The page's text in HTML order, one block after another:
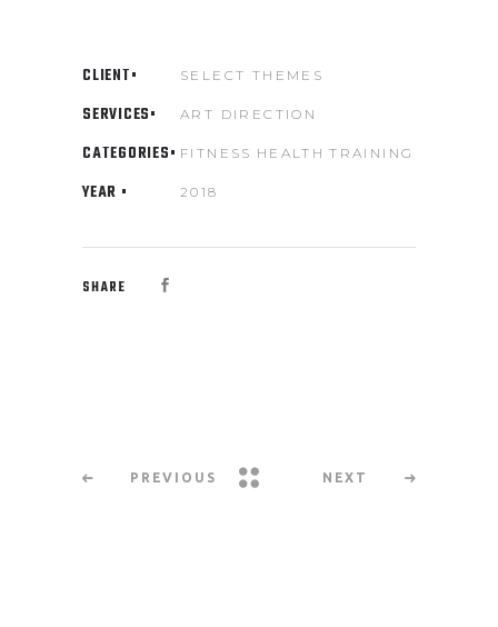
CLIENT SELECT THEMES
SERVICES ART DIRECTION
CATEGORIES FITNESS HEALTH TRAINING
YEAR 2018
SHARE
PREVIOUS NEXT